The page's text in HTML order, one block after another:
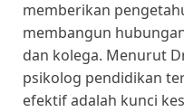
memberikan
membangun
dan kolega. Menurut
psikolog pendidikan
efektif adalah kunci